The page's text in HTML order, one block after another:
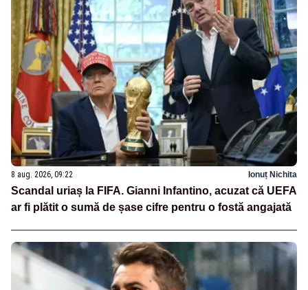
8 aug. 2026, 09:22 Ionuț Nichita
Scandal uriaș la FIFA. Gianni Infantino, acuzat că UEFA
ar fi plătit o sumă de șase cifre pentru o fostă angajată